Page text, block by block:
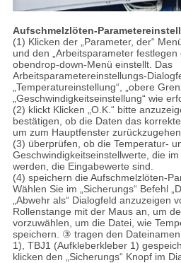
Aufschmelzlöten-
(1) Klicken der „Parameter, der“
und den „Arbeitsparameter festlegen
obendrop-down-Menü einstellt. Das
Arbeitsparametereinstellungs-
„Temperatureinstellung“, „obere
„Geschwindigkeitseinstellung“ wie
(2) klickt Klicken „O.K.“ bitte
bestätigen, ob die Daten das
um zum Hauptfenster zurückzugehen.
(3) überprüfen, ob die Temperatur-
Geschwindigkeitseinstellwerte, die
werden, die Eingabewerte sind.
(4) speichern die Aufschmelzlöten-
Wählen Sie im „Sicherungs“ Befehl
„Abwehr als“ Dialogfeld anzuzeigen
Rollenstange mit der Maus an, um
vorzuwählen, um die Datei, wie
speichern. ③ tragen den
1), TBJ1 (Aufkleberkleber 1)
klicken den „Sicherungs“ Knopf im